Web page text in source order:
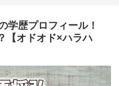
学歴プロフィール！
【オドオド×ハラハ